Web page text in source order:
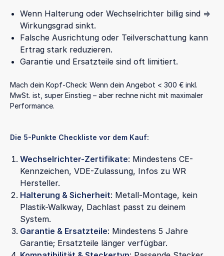
Wenn Halterung oder Wechselrichter billig sind =>
Wirkungsgrad sinkt.
Falsche Ausrichtung oder Teilverschattung kann
Ertrag stark reduzieren.
Garantie und Ersatzteile sind oft limitiert.
Mach dein Kopf-Check: Wenn dein Angebot < 300 € inkl.
MwSt. ist, super Einstieg – aber rechne nicht mit maximaler
Performance.
Die 5-Punkte Checkliste vor dem Kauf:
Wechselrichter-Zertifikate: Mindestens CE-
Kennzeichen, VDE-Zulassung, Infos zu WR
Hersteller.
Halterung & Sicherheit: Metall-Montage, kein
Plastik-Walkway, Dachlast passt zu deinem
System.
Garantie & Ersatzteile: Mindestens 5 Jahre
Garantie; Ersatzteile länger verfügbar.